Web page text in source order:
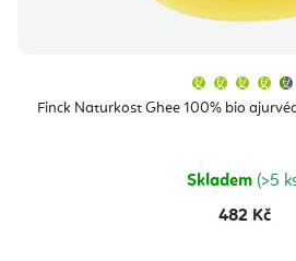
Finck Naturkost Ghee 100% bio
Skladem (>5
482 Kč